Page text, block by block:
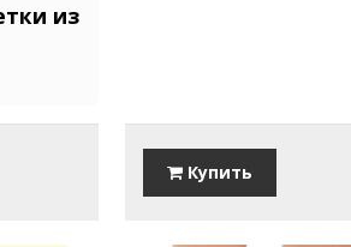
из
Купить